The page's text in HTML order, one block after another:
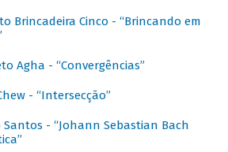
Brincadeira Cinco - “Brincando em
Agha - “Convergências”
- “Intersecção”
- “Johann Sebastian Bach